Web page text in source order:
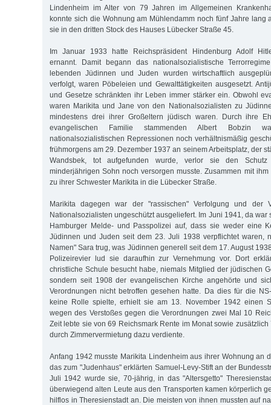
Lindenheim im Alter von 79 Jahren im Allgemeinen
konnte sich die Wohnung am Mühlendamm noch fünf Jahre lang
sie in den dritten Stock des Hauses Lübecker Straße 45.
Im Januar 1933 hatte Reichspräsident Hindenburg Adolf
ernannt. Damit begann das nationalsozialistische
lebenden Jüdinnen und Juden wurden wirtschaftlich
verfolgt, waren Pöbeleien und Gewalttätigkeiten ausgesetzt.
und Gesetze schränkten ihr Leben immer stärker ein. Obwohl
waren Marikita und Jane von den Nationalsozialisten zu
mindestens drei ihrer Großeltern jüdisch waren. Durch ihre
evangelischen Familie stammenden Albert Bobzin
nationalsozialistischen Repressionen noch verhältnismäßig
frühmorgens am 29. Dezember 1937 an seinem Arbeitsplatz, der
Wandsbek, tot aufgefunden wurde, verlor sie den
minderjährigen Sohn noch versorgen musste. Zusammen mit
zu ihrer Schwester Marikita in die Lübecker Straße.
Marikita dagegen war der "rassischen" Verfolgung und der
Nationalsozialisten ungeschützt ausgeliefert. Im Juni 1941, da war
Hamburger Melde- und Passpolizei auf, dass sie weder eine
Jüdinnen und Juden seit dem 23. Juli 1938 verpflichtet waren,
Namen" Sara trug, was Jüdinnen generell seit dem 17. August
Polizeirevier lud sie daraufhin zur Vernehmung vor. Dort
christliche Schule besucht habe, niemals Mitglied der jüdischen
sondern seit 1908 der evangelischen Kirche angehörte und
Verordnungen nicht betroffen gesehen hatte. Da dies für die
keine Rolle spielte, erhielt sie am 13. November 1942 einen
wegen des Verstoßes gegen die Verordnungen zwei Mal 10
Zeit lebte sie von 69 Reichsmark Rente im Monat sowie
durch Zimmervermietung dazu verdiente.
Anfang 1942 musste Marikita Lindenheim aus ihrer Wohnung an
das zum "Judenhaus" erklärten Samuel-Levy-Stift an der
Juli 1942 wurde sie, 70-jährig, in das "Altersgetto"
überwiegend alten Leute aus den Transporten kamen körperlich
hilflos in Theresienstadt an. Die meisten von ihnen mussten auf